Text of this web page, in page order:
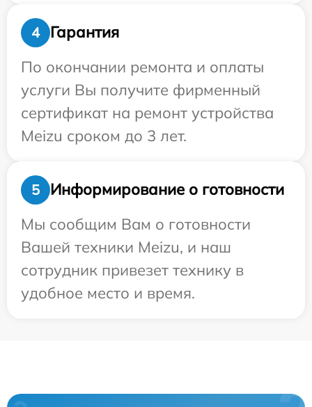
4
Гарантия
По окончании ремонта и оплаты
услуги Вы получите фирменный
сертификат на ремонт устройства
Meizu сроком до 3 лет.
5
Информирование о готовности
Мы сообщим Вам о готовности
Вашей техники Meizu, и наш
сотрудник привезет технику в
удобное место и время.